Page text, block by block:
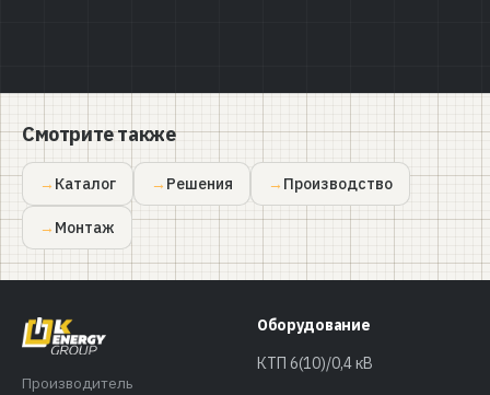
Смотрите также
Каталог Решения Производство
Монтаж
Производитель
Оборудование
КТП 6(10)/0,4 кВ